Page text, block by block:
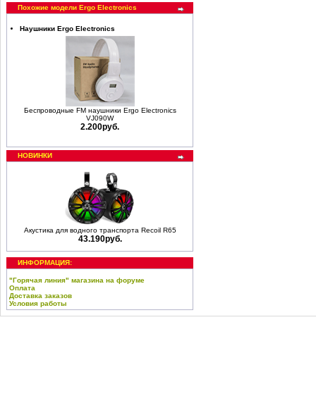
Похожие модели Ergo Electronics
Наушники Ergo Electronics
Беспроводные FM наушники Ergo Electronics
VJ090W
2.200руб.
НОВИНКИ
Акустика для водного транспорта Recoil R65
43.190руб.
ИНФОРМАЦИЯ:
"Горячая линия" магазина на форуме
Оплата
Доставка заказов
Условия работы